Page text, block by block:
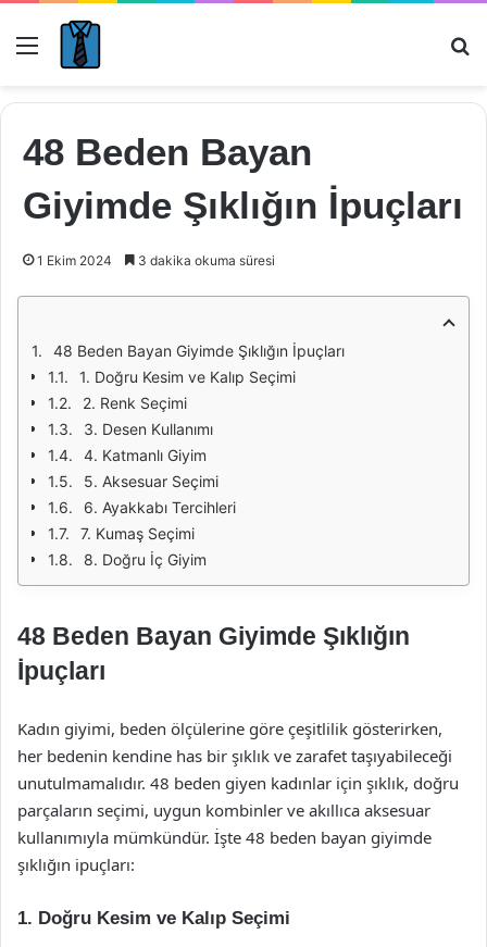
Menü
48 Beden Bayan
Giyimde Şıklığın İpuçları
1 Ekim 2024 3 dakika okuma süresi
48 Beden Bayan Giyimde Şıklığın İpuçları
1. Doğru Kesim ve Kalıp Seçimi
2. Renk Seçimi
3. Desen Kullanımı
4. Katmanlı Giyim
5. Aksesuar Seçimi
6. Ayakkabı Tercihleri
7. Kumaş Seçimi
8. Doğru İç Giyim
48 Beden Bayan Giyimde Şıklığın
İpuçları
Kadın giyimi, beden ölçülerine göre çeşitlilik gösterirken,
her bedenin kendine has bir şıklık ve zarafet taşıyabileceği
unutulmamalıdır. 48 beden giyen kadınlar için şıklık, doğru
parçaların seçimi, uygun kombinler ve akıllıca aksesuar
kullanımıyla mümkündür. İşte 48 beden bayan giyimde
şıklığın ipuçları:
1. Doğru Kesim ve Kalıp Seçimi